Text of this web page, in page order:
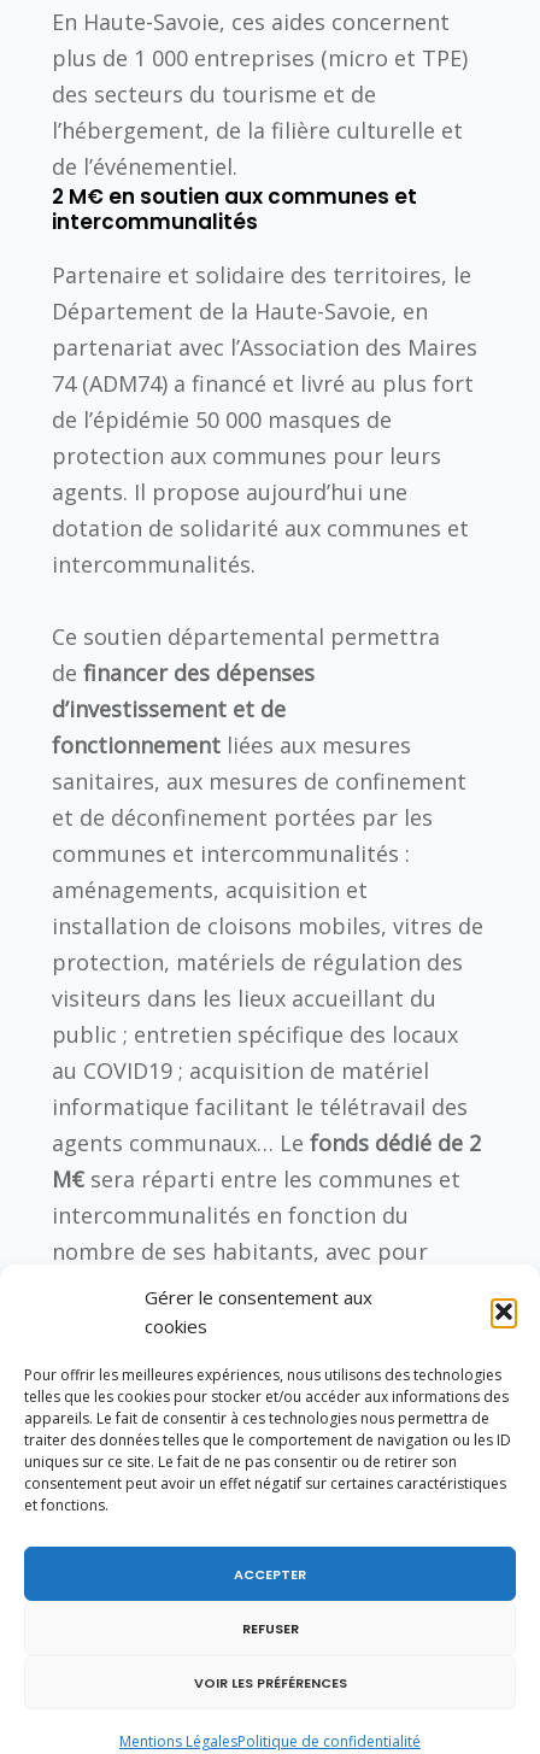
Gérer le consentement aux
cookies
Pour offrir les meilleures expériences, nous utilisons des technologies
telles que les cookies pour stocker et/ou accéder aux informations des
appareils. Le fait de consentir à ces technologies nous permettra de
traiter des données telles que le comportement de navigation ou les ID
uniques sur ce site. Le fait de ne pas consentir ou de retirer son
consentement peut avoir un effet négatif sur certaines caractéristiques
et fonctions.
ACCEPTER
REFUSER
VOIR LES PRÉFÉRENCES
Mentions LégalesPolitique de confidentialité
En Haute-Savoie, ces aides concernent
plus de 1 000 entreprises (micro et TPE)
des secteurs du tourisme et de
l’hébergement, de la filière culturelle et
de l’événementiel.
2 M€ en soutien aux communes et
intercommunalités
Partenaire et solidaire des territoires, le
Département de la Haute-Savoie, en
partenariat avec l’Association des Maires
74 (ADM74) a financé et livré au plus fort
de l’épidémie 50 000 masques de
protection aux communes pour leurs
agents. Il propose aujourd’hui une
dotation de solidarité aux communes et
intercommunalités.
Ce soutien départemental permettra
de financer des dépenses
d’investissement et de
fonctionnementliées aux mesures
sanitaires, aux mesures de confinement
et de déconfinement portées par les
communes et intercommunalités :
aménagements, acquisition et
installation de cloisons mobiles, vitres de
protection, matériels de régulation des
visiteurs dans les lieux accueillant du
public ; entretien spécifique des locaux
au COVID19 ; acquisition de matériel
informatique facilitant le télétravail des
agents communaux… Le fonds dédié de 2
M€sera réparti entre les communes et
intercommunalités en fonction du
nombre de ses habitants, avec pour
priorité l’accompagnement des plus
petites d’entre elles.
La crise du Covid 19 n’épargne pas les
activités agricoles et se surajoute à une
situation qui, pour certains secteurs,
était déjà difficile. L’agriculture de Savoie
Mont Blanc est ainsi touchée de plein
fouet par la fin prématurée de la saison
touristique hivernale, la fermeture des
consommation des produits de terroir.
filières laitière, viticole et